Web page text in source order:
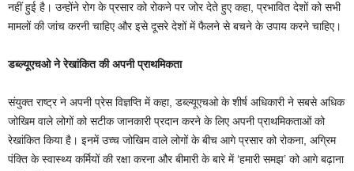
नहीं हुई है। उन्होंने रोग के प्रसार को रोकने पर जोर देते हुए कहा, प्रभावित देशों को सभी
मामलों की जांच करनी चाहिए और इसे दूसरे देशों में फैलने से बचने के उपाय करने चाहिए।
डब्ल्यूएचओ ने रेखांकित की अपनी प्राथमिकता
संयुक्त राष्ट्र ने अपनी प्रेस विज्ञप्ति में कहा, डब्ल्यूएचओ के शीर्ष अधिकारी ने सबसे अधिक
जोखिम वाले लोगों को सटीक जानकारी प्रदान करने के लिए अपनी प्राथमिकताओं को
रेखांकित किया है। इनमें उच्च जोखिम वाले लोगों के बीच आगे प्रसार को रोकना, अग्रिम
पंक्ति के स्वास्थ्य कर्मियों की रक्षा करना और बीमारी के बारे में ‘हमारी समझ’ को आगे बढ़ाना